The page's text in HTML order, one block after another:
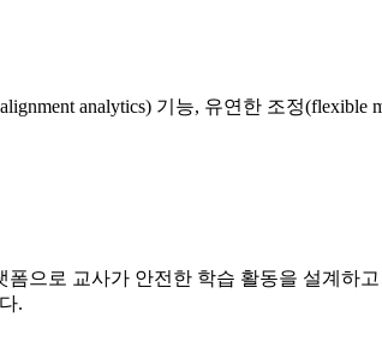
analytics) 기능, 유연한 조정
으로 교사가 안전한 학습 활동을 설계하
.